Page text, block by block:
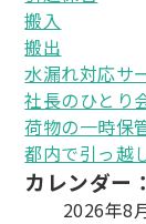
搬入
搬出
水漏れ対応サ
社長のひとり
荷物の一時保
都内で引っ越
カレンダー：
2026年8